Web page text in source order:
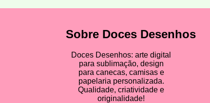
Sobre Doces Desenhos
Doces Desenhos: arte digital
para sublimação, design
para canecas, camisas e
papelaria personalizada.
Qualidade, criatividade e
originalidade!